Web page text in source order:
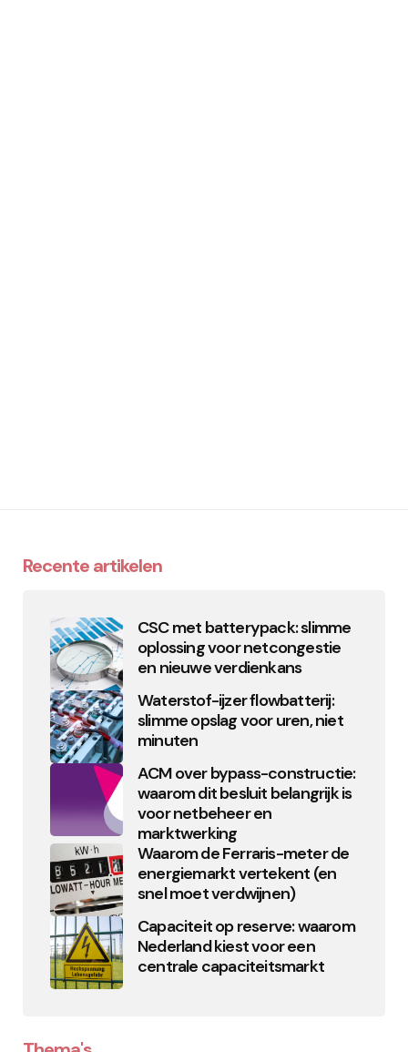
Recente artikelen
CSC met batterypack: slimme
oplossing voor netcongestie
en nieuwe verdienkans
Waterstof-ijzer flowbatterij:
slimme opslag voor uren, niet
minuten
ACM over bypass-constructie:
waarom dit besluit belangrijk is
voor netbeheer en
marktwerking
Waarom de Ferraris-meter de
energiemarkt vertekent (en
snel moet verdwijnen)
Capaciteit op reserve: waarom
Nederland kiest voor een
centrale capaciteitsmarkt